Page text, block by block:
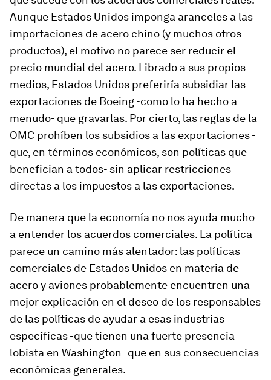
Aunque Estados Unidos imponga aranceles a las
importaciones de acero chino (y muchos otros
productos), el motivo no parece ser reducir el
precio mundial del acero. Librado a sus propios
medios, Estados Unidos preferiría subsidiar las
exportaciones de Boeing -como lo ha hecho a
menudo- que gravarlas. Por cierto, las reglas de la
OMC prohíben los subsidios a las exportaciones -
que, en términos económicos, son políticas que
benefician a todos- sin aplicar restricciones
directas a los impuestos a las exportaciones.
De manera que la economía no nos ayuda mucho
a entender los acuerdos comerciales. La política
parece un camino más alentador: las políticas
comerciales de Estados Unidos en materia de
acero y aviones probablemente encuentren una
mejor explicación en el deseo de los responsables
de las políticas de ayudar a esas industrias
específicas -que tienen una fuerte presencia
lobista en Washington- que en sus consecuencias
económicas generales.